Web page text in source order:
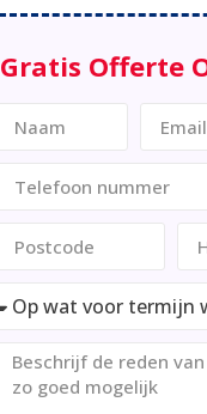
Gratis Offerte